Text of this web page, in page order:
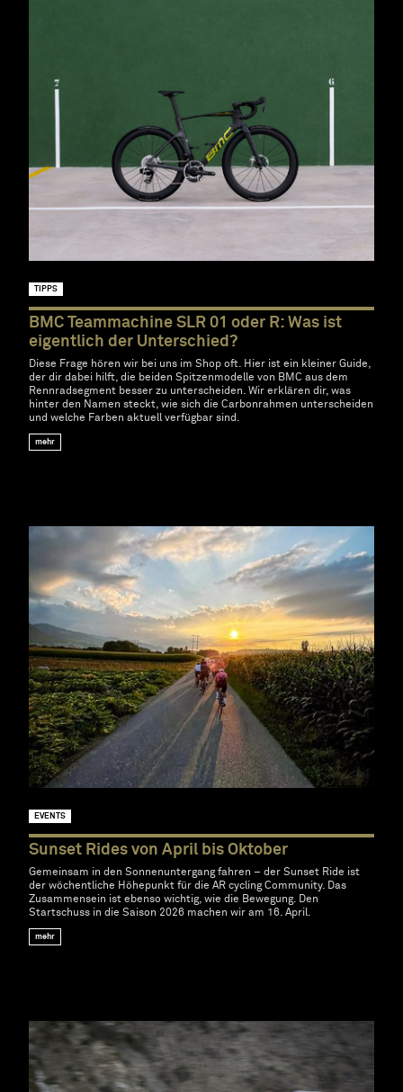
TIPPS
BMC Teammachine SLR 01 oder R: Was ist
eigentlich der Unterschied?
Diese Frage hören wir bei uns im Shop oft. Hier ist ein kleiner Guide,
der dir dabei hilft, die beiden Spitzenmodelle von BMC aus dem
Rennradsegment besser zu unterscheiden. Wir erklären dir, was
hinter den Namen steckt, wie sich die Carbonrahmen unterscheiden
und welche Farben aktuell verfügbar sind.
mehr
EVENTS
Sunset Rides von April bis Oktober
Gemeinsam in den Sonnenuntergang fahren – der Sunset Ride ist
der wöchentliche Höhepunkt für die AR cycling Community. Das
Zusammensein ist ebenso wichtig, wie die Bewegung. Den
Startschuss in die Saison 2026 machen wir am 16. April.
mehr